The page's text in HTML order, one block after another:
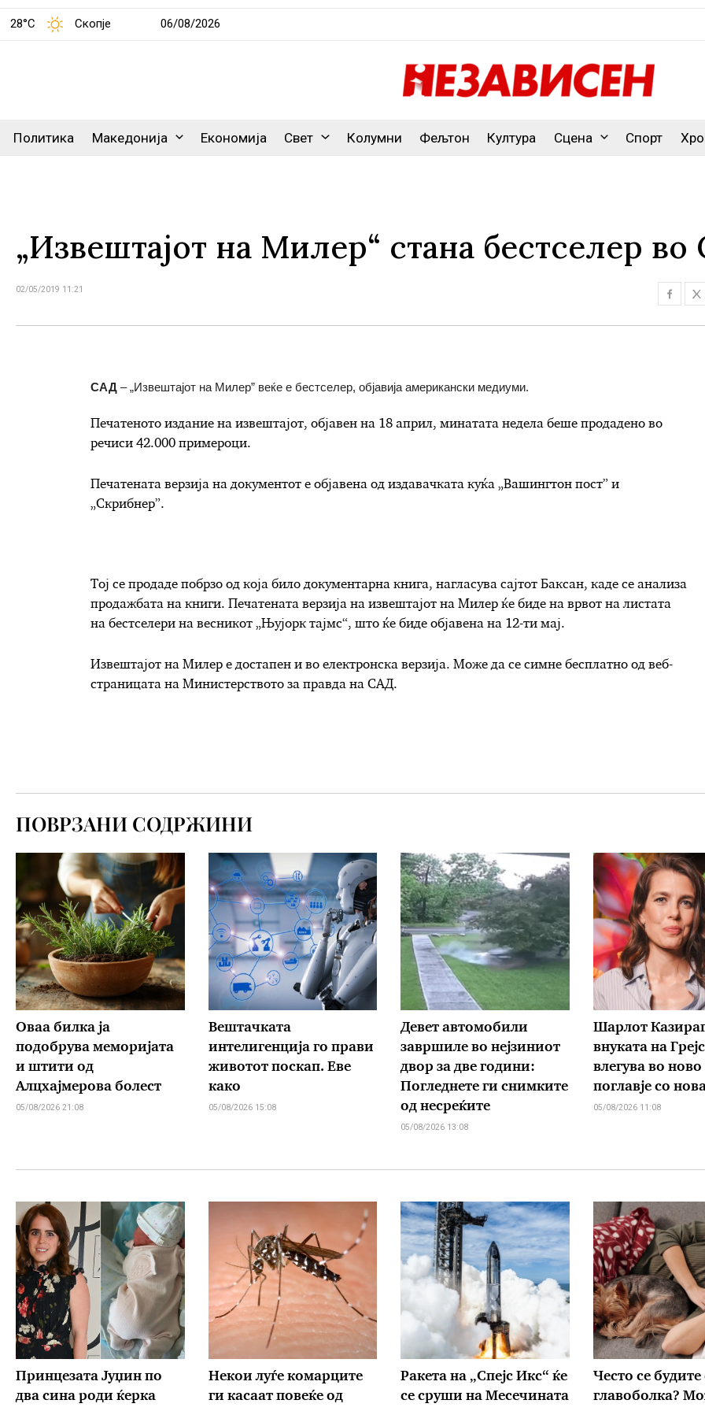
28°C Скопје 06/08/2026
Политика Македонија Економија Свет Колумни Фељтон Култура Сцена Спорт
„Извештајот на Милер“ стана бестселер
02/05/2019 11:21
САД– „Извештајот на Милер” веќе е бестселер, објавија американски медиуми.
Печатеното издание на извештајот, објавен на 18 април, минатата недела беше продадено во
речиси 42.000 примероци.
Печатената верзија на документот е објавена од издавачката куќа „Вашингтон пост” и
„Скрибнер”.
Тој се продаде побрзо од која било документарна книга, нагласува сајтот Баксан, каде се анализа
продажбата на книги. Печатената верзија на извештајот на Милер ќе биде на врвот на листата
на бестселери на весникот „Њујорк тајмс“, што ќе биде објавена на 12-ти мај.
Извештајот на Милер е достапен и во електронска верзија. Може да се симне бесплатно од веб-
страницата на Министерството за правда на САД.
ПОВРЗАНИ СОДРЖИНИ
Оваа билка ја
подобрува меморијата
и штити од
Алцхајмерова болест
05/08/2026 21:08
Вештачката
интелигенција го прави
животот поскап. Еве
како
05/08/2026 15:08
Девет автомобили
завршиле во нејзиниот
двор за две години:
Погледнете ги снимките
од несреќите
05/08/2026 13:08
Шарлот
внуката на
влегува во ново
поглавје со
05/08/2026 11:08
Принцезата Јуџин по
два сина роди ќерка
Hекои луѓе комарците
ги касаат повеќе од
Ракета на „Спејс Икс“ ќе
се сруши на Месечината
Често се будите
главоболка?